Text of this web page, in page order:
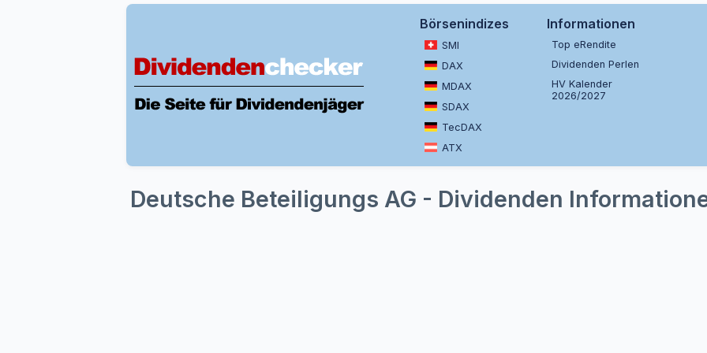
Börsenindizes
SMI
DAX
MDAX
SDAX
TecDAX
ATX
Informationen
Top eRendite
Dividenden Perlen
HV Kalender
2026/2027
Deutsche Beteiligungs AG - Dividenden